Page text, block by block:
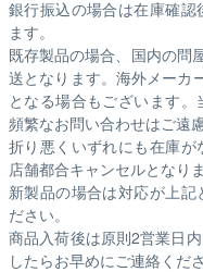
銀行振込の場合は在庫確認
ます。
既存製品の場合、国内の問
送となります。海外メーカ
となる場合もございます。
頻繁なお問い合わせはご遠
折り悪くいずれにも在庫
店舗都合キャンセルとなりま
新製品の場合は対応が上記
ださい。
商品入荷後は原則2営業日
したらお早めにご連絡くださ